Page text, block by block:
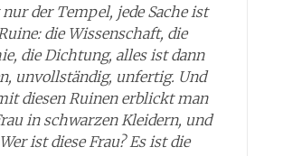
der Tempel, jede Sache ist
die Wissenschaft, die
die Dichtung, alles ist dann
unvollständig, unfertig. Und
diesen Ruinen erblickt man
in schwarzen Kleidern, und
ist diese Frau? Es ist die